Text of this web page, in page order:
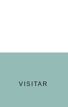
VISITAR